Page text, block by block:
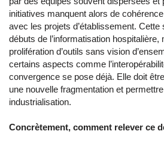
initiatives manquent alors de
avec les projets d’établissement. Cette
débuts de l’informatisation hospitalière,
prolifération d’outils sans vision
certains aspects comme
convergence se pose déjà. Elle doit
une nouvelle fragmentation et
industrialisation.
Concrètement, comment relever ce